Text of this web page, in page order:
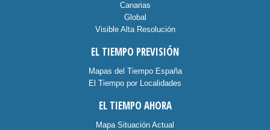
Canarias
Global
Visible Alta Resolución
EL TIEMPO PREVISIÓN
Mapas del Tiempo España
El Tiempo por Localidades
EL TIEMPO AHORA
Mapa Situación Actual